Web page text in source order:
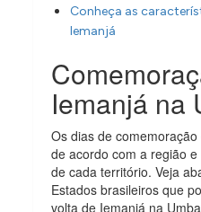
Conheça as
Iemanjá
Iemanjá na
Os dias de
de acordo com a região
de cada território. Veja
Estados brasileiros que
volta de Iemanjá na